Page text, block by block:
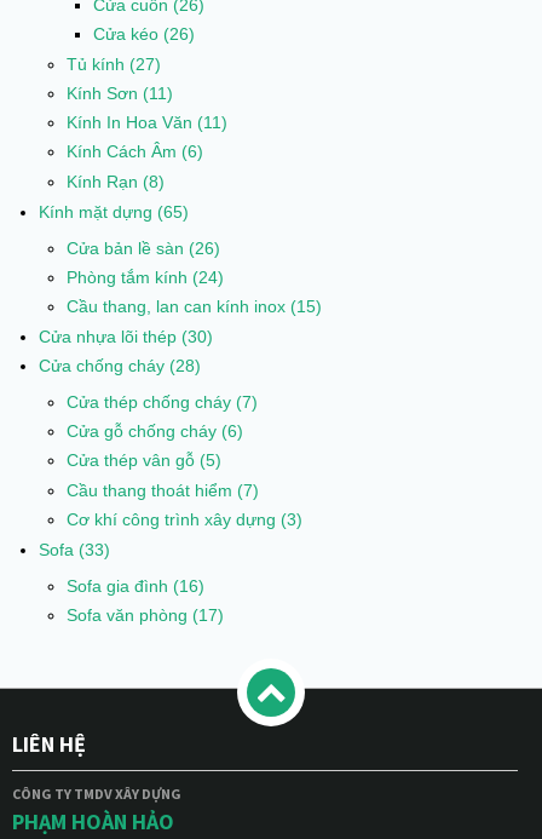
Cửa cuốn(26)
Cửa kéo(26)
Tủ kính (27)
Kính Sơn (11)
Kính In Hoa Văn (11)
Kính Cách Âm (6)
Kính Rạn (8)
Kính mặt dựng(65)
Cửa bản lề sàn (26)
Phòng tắm kính (24)
Cầu thang, lan can kính inox (15)
Cửa nhựa lõi thép(30)
Cửa chống cháy(28)
Cửa thép chống cháy (7)
Cửa gỗ chống cháy (6)
Cửa thép vân gỗ (5)
Cầu thang thoát hiểm (7)
Cơ khí công trình xây dựng (3)
Sofa(33)
Sofa gia đình (16)
Sofa văn phòng (17)
LIÊN HỆ
CÔNG TY TMDV XÂY DỰNG
PHẠM HOÀN HẢO